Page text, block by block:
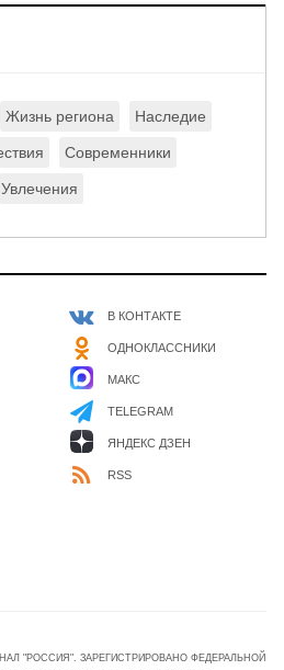
Жизнь региона Наследие
Современники
Увлечения
В КОНТАКТЕ
ОДНОКЛАССНИКИ
МАКС
TELEGRAM
ЯНДЕКС ДЗЕН
RSS
"РОССИЯ". ЗАРЕГИСТРИРОВАНО ФЕДЕРАЛЬНОЙ